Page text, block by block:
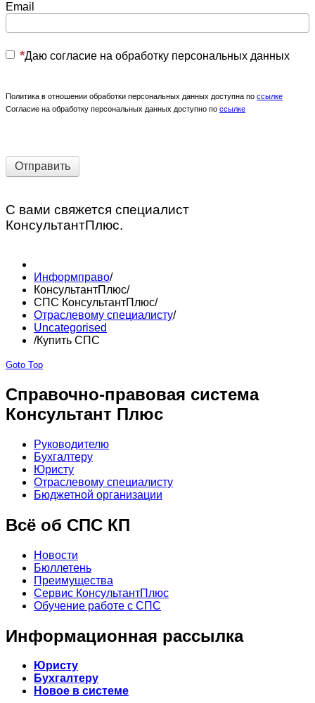
Email
Даю согласие на обработку персональных данных
Политика в отношении обработки персональных данных доступна по ссылке
Согласие на обработку персональных данных доступно по ссылке
Отправить
С вами свяжется специалист
КонсультантПлюс.
Информправо/
КонсультантПлюс/
СПС КонсультантПлюс/
Отраслевому специалисту/
Uncategorised
/Купить СПС
Goto Top
Справочно-правовая система
Консультант Плюс
Руководителю
Бухгалтеру
Юристу
Отраслевому специалисту
Бюджетной организации
Всё об СПС КП
Новости
Бюллетень
Преимущества
Сервис КонсультантПлюс
Обучение работе с СПС
Информационная рассылка
Юристу
Бухгалтеру
Новое в системе